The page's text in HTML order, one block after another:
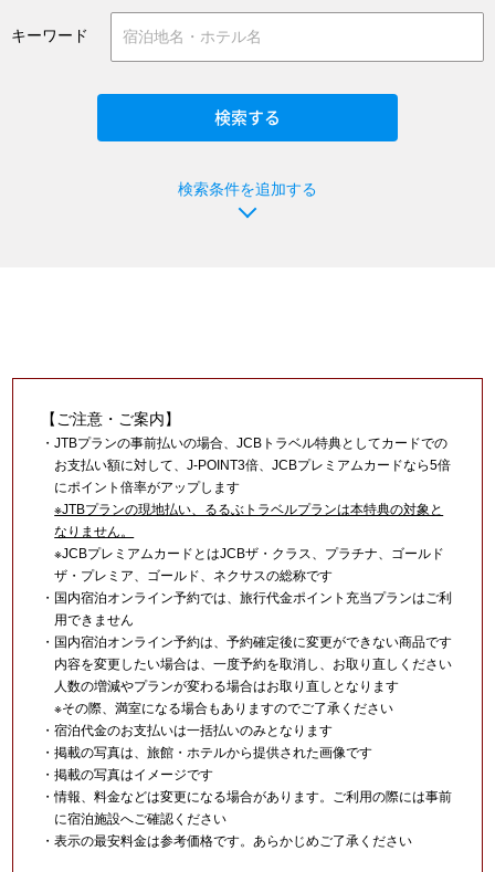
キーワード
検索条件を追加する
【ご注意・ご案内】
・JTBプランの事前払いの場合、JCBトラベル特典としてカードでの
お支払い額に対して、J-POINT3倍、JCBプレミアムカードなら5倍
にポイント倍率がアップします
※JTBプランの現地払い、るるぶトラベルプランは本特典の対象と
なりません。
※JCBプレミアムカードとはJCBザ・クラス、プラチナ、ゴールド
ザ・プレミア、ゴールド、ネクサスの総称です
・国内宿泊オンライン予約では、旅行代金ポイント充当プランはご利
用できません
・国内宿泊オンライン予約は、予約確定後に変更ができない商品です
内容を変更したい場合は、一度予約を取消し、お取り直しください
人数の増減やプランが変わる場合はお取り直しとなります
※その際、満室になる場合もありますのでご了承ください
・宿泊代金のお支払いは一括払いのみとなります
・掲載の写真は、旅館・ホテルから提供された画像です
・掲載の写真はイメージです
・情報、料金などは変更になる場合があります。ご利用の際には事前
に宿泊施設へご確認ください
・表示の最安料金は参考価格です。あらかじめご了承ください